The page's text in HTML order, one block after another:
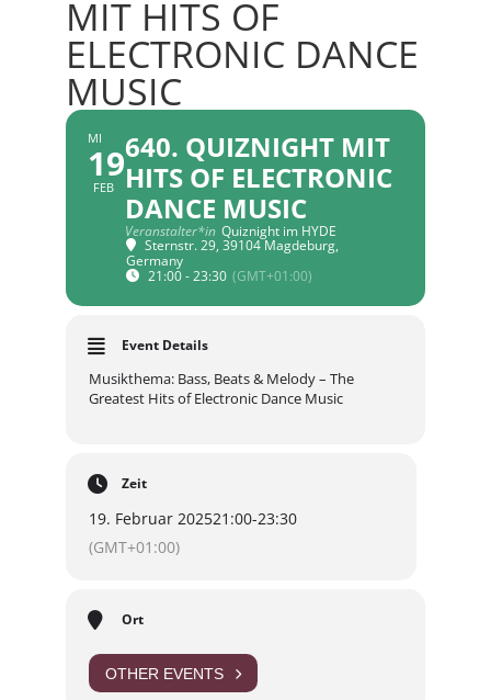
MIT HITS OF
ELECTRONIC DANCE
MUSIC
MI
19
FEB
640. QUIZNIGHT MIT
HITS OF ELECTRONIC
DANCE MUSIC
Veranstalter*in Quiznight im HYDE
Sternstr. 29, 39104 Magdeburg,
Germany
21:00 - 23:30 (GMT+01:00)
Event Details
Musikthema: Bass, Beats & Melody – The
Greatest Hits of Electronic Dance Music
Zeit
19. Februar 202521:00-23:30
(GMT+01:00)
Ort
OTHER EVENTS